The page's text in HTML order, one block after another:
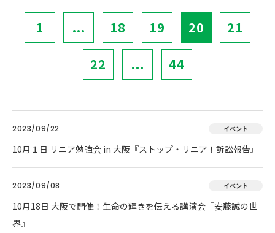
1 ... 18 19 20 21
22 ... 44
2023/09/22 イベント
10月１日 リニア勉強会 in 大阪『ストップ・リニア！訴訟報告』
2023/09/08 イベント
10月18日 大阪で開催！生命の輝きを伝える講演会『安藤誠の世
界』